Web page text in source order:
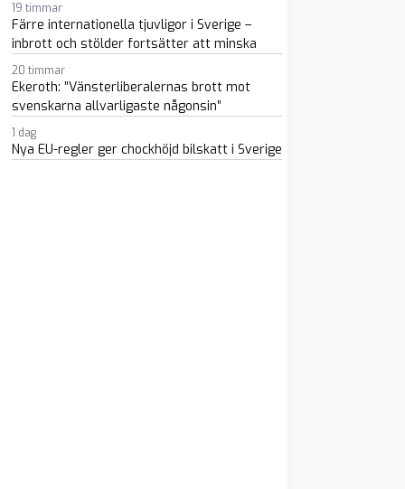
19 timmar
Färre internationella tjuvligor i Sverige –
inbrott och stölder fortsätter att minska
20 timmar
Ekeroth: ”Vänsterliberalernas brott mot
svenskarna allvarligaste någonsin”
1 dag
Nya EU-regler ger chockhöjd bilskatt i Sverige